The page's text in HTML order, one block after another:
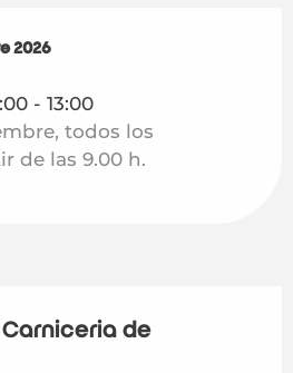
septiembre 2026
2026
- 13:00
todos los
de las 9.00 h.
de